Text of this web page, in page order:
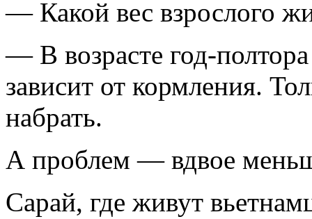
— Какой вес взрослого
— В возрасте год-
зависит от кормления.
набрать.
А проблем — вдвое
Сарай, где живут